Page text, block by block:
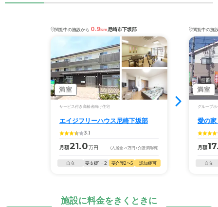
閲覧中の施設から 0.9km尼崎市下坂部
満室
サービス付き高齢者向け住宅
エイジフリーハウス尼崎下坂部
3.1
月額21.0万円 (入居金21 万円 +介護保険料)
自立 要支援1・2 要介護2〜5 認知症可
閲覧中の施
満室
グループホ
愛の
月額
自立
施設に料金をきくときに